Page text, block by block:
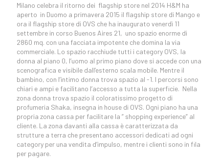
Milano celebra il ritorno dei flagship store nel 2014 H&M ha
aperto in Duomo a primavera 2015 il flagship store di Mango e
ora il flagship store di OVS che ha inaugurato venerdì 11
settembre in corso Buenos Aires 21, uno spazio enorme di
2860 mq. con una facciata impotente che domina la via
commerciale. Lo spazio racchiude tutti i category OVS, la
donna al piano 0, l’uomo al primo piano dove si accede con una
scenografica e visibile dall’esterno scala mobile. Mentre il
bambino, con l’intimo donna trova spazio al -1. I percorsi sono
chiari e ampi e facilitano l’accesso a tutta la superficie. Nella
zona donna trova spazio il coloratissimo progetto di
profumeria Shaka, insegna in house di OVS. Ogni piano ha una
propria zona cassa per facilitare la ” shopping experience” al
cliente. La zona davanti alla cassa è caratterizzata da
strutture a terra che presentano accessori dedicati ad ogni
category per una vendita d’impulso, mentre i clienti sono in fila
per pagare.